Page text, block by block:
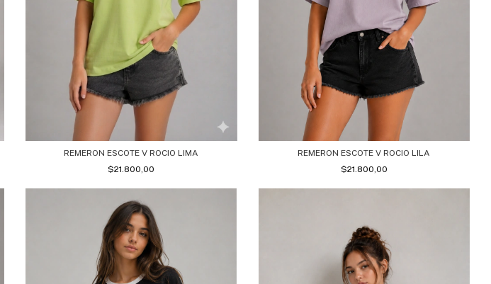
REMERON ESCOTE V ROCIO LIMA
$21.800,00
REMERON ESCOTE V ROCIO LILA
$21.800,00